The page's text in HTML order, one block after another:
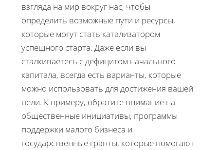
взгляда на мир вокруг нас, чтобы
определить возможные пути и ресурсы,
которые могут стать катализатором
успешного старта. Даже если вы
сталкиваетесь с дефицитом начального
капитала, всегда есть варианты, которые
можно использовать для достижения вашей
цели. К примеру, обратите внимание на
общественные инициативы, программы
поддержки малого бизнеса и
государственные гранты, которые помогают